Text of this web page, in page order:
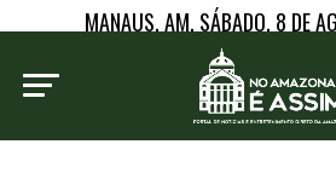
MANAUS, AM, SÁBADO, 8 DE